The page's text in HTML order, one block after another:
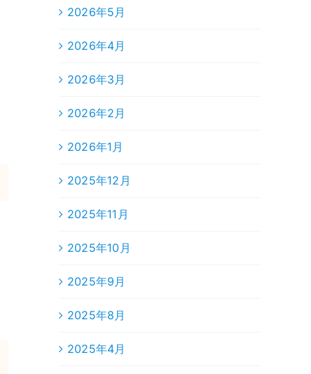
2026年5月
2026年4月
2026年3月
2026年2月
2026年1月
2025年12月
2025年11月
2025年10月
2025年9月
2025年8月
2025年4月